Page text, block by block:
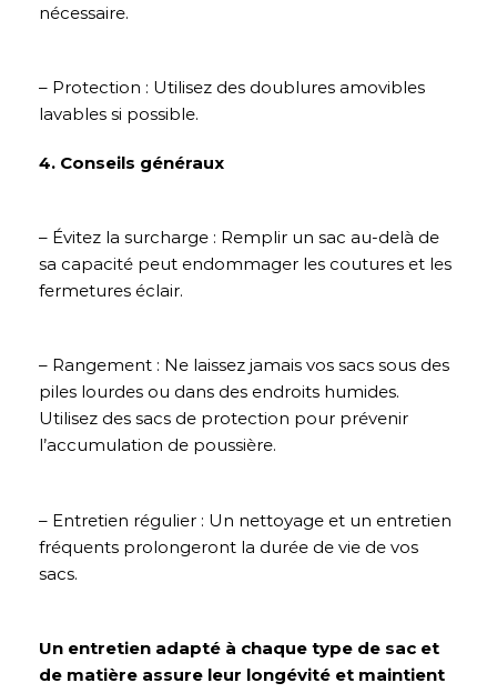
nécessaire.
– Protection : Utilisez des doublures amovibles
lavables si possible.
4. Conseils généraux
– Évitez la surcharge : Remplir un sac au-delà de
sa capacité peut endommager les coutures et les
fermetures éclair.
– Rangement : Ne laissez jamais vos sacs sous des
piles lourdes ou dans des endroits humides.
Utilisez des sacs de protection pour prévenir
l’accumulation de poussière.
– Entretien régulier : Un nettoyage et un entretien
fréquents prolongeront la durée de vie de vos
sacs.
Un entretien adapté à chaque type de sac et
de matière assure leur longévité et maintient